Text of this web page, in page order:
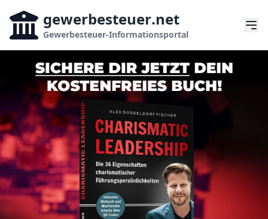
gewerbesteuer.net
Gewerbesteuer-Informationsportal